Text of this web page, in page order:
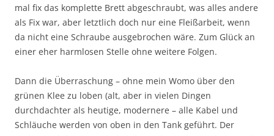
mal fix das komplette Brett abgeschraubt, was alles andere
als Fix war, aber letztlich doch nur eine Fleißarbeit, wenn
da nicht eine Schraube ausgebrochen wäre. Zum Glück an
einer eher harmlosen Stelle ohne weitere Folgen.
Dann die Überraschung – ohne mein Womo über den
grünen Klee zu loben (alt, aber in vielen Dingen
durchdachter als heutige, modernere – alle Kabel und
Schläuche werden von oben in den Tank geführt. Der